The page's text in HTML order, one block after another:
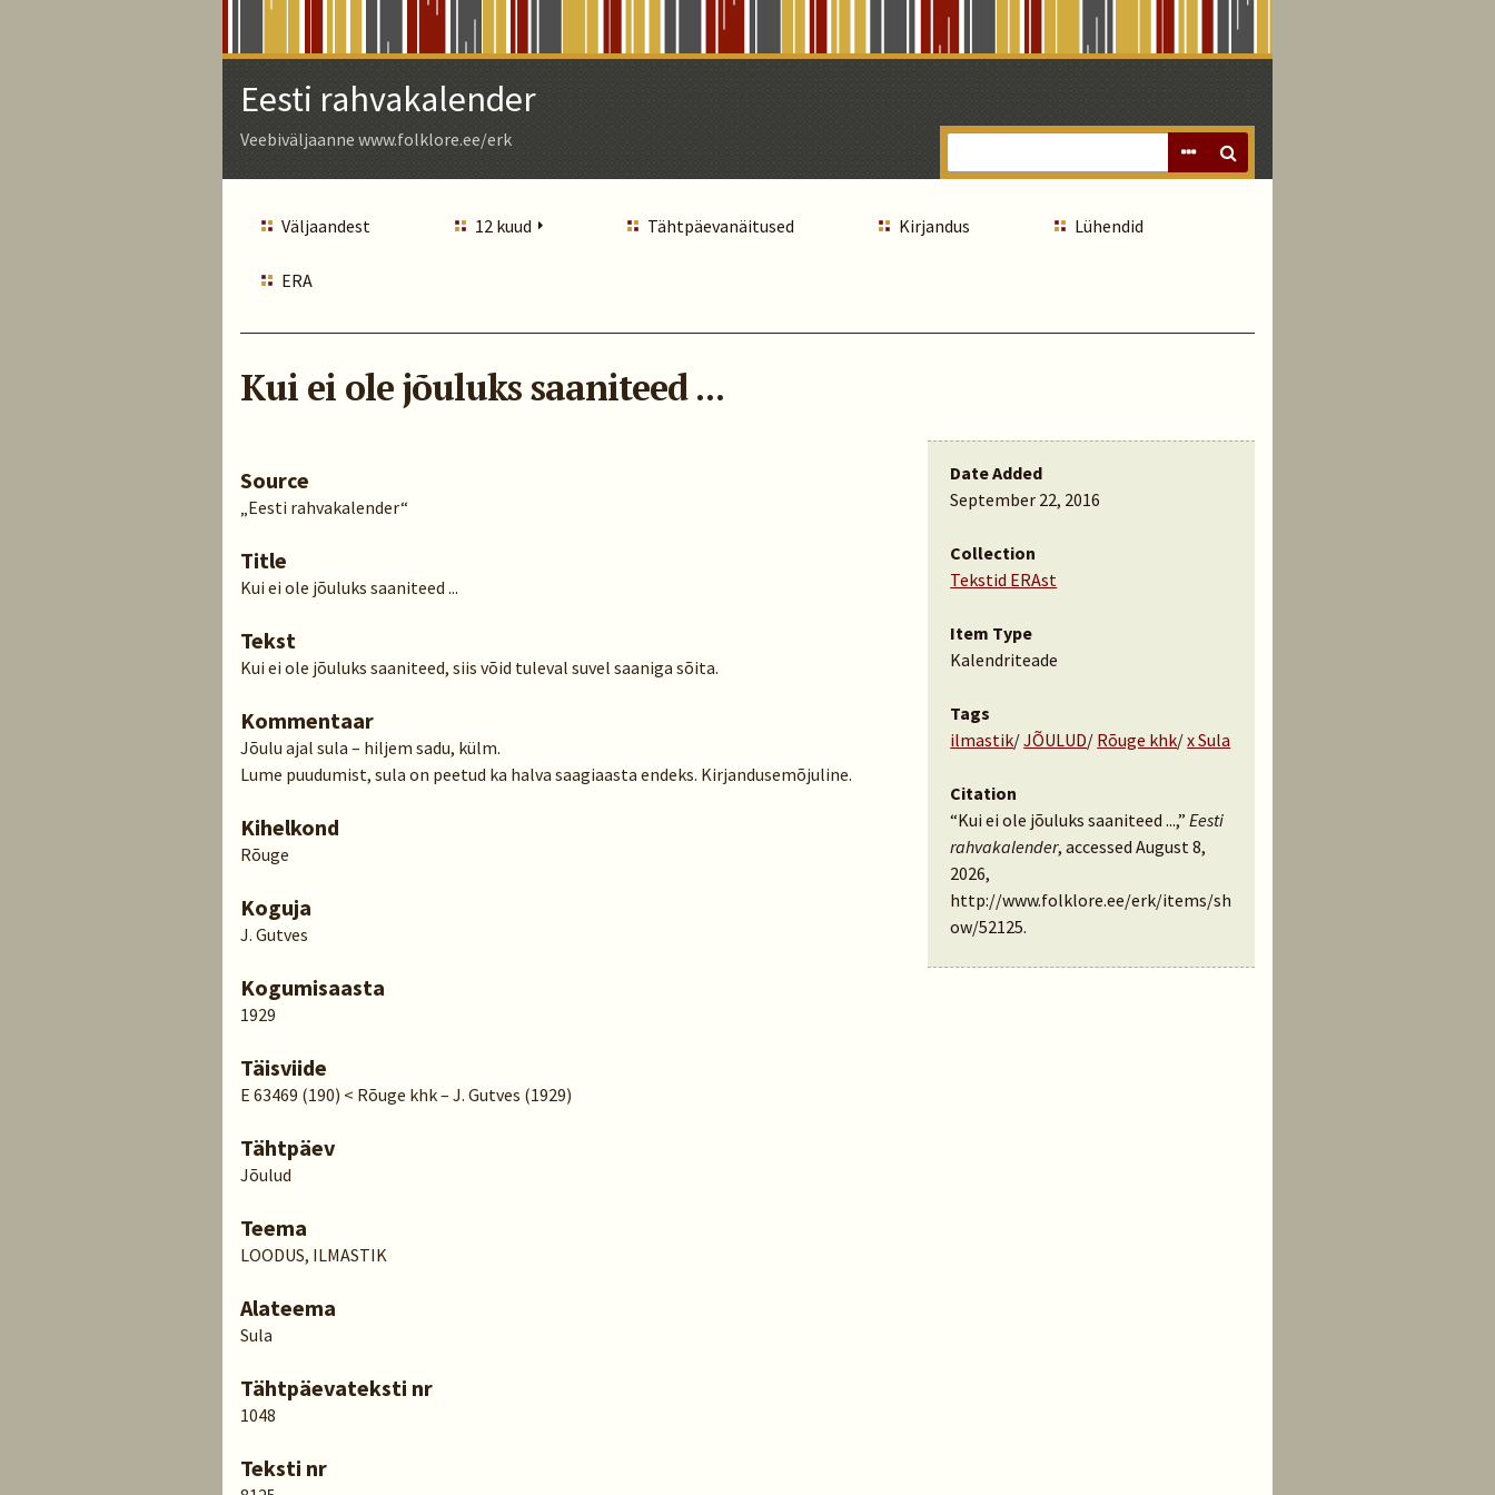
Eesti rahvakalender
Veebiväljaanne www.folklore.ee/erk
Väljaandest 12 kuud Tähtpäevanäitused Kirjandus Lühendid
ERA
Kui ei ole jõuluks saaniteed ...
Source
„Eesti rahvakalender“
Title
Kui ei ole jõuluks saaniteed ...
Tekst
Kui ei ole jõuluks saaniteed, siis võid tuleval suvel saaniga sõita.
Kommentaar
Jõulu ajal sula – hiljem sadu, külm.
Lume puudumist, sula on peetud ka halva saagiaasta endeks. Kirjandusemõjuline.
Kihelkond
Rõuge
Koguja
J. Gutves
Kogumisaasta
1929
Täisviide
E 63469 (190) < Rõuge khk – J. Gutves (1929)
Tähtpäev
Jõulud
Teema
LOODUS, ILMASTIK
Alateema
Sula
Tähtpäevateksti nr
1048
Teksti nr
Date Added
September 22, 2016
Collection
Tekstid ERAst
Item Type
Kalendriteade
Tags
ilmastik/JÕULUD/ Rõuge khk/x Sula
Citation
“Kui ei ole jõuluks saaniteed ...,”Eesti
rahvakalender, accessed August 8,
2026,
http://www.folklore.ee/erk/items/sh
ow/52125.